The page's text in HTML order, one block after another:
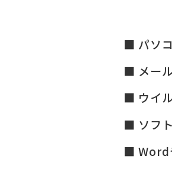
パソ
メー
ウイ
ソフ
Word